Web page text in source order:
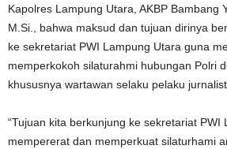
Kapolres Lampung Utara, AKBP Bambang
M.Si., bahwa maksud dan tujuan dirinya
ke sekretariat PWI Lampung Utara guna
memperkokoh silaturahmi hubungan Polri
khususnya wartawan selaku pelaku
“Tujuan kita berkunjung ke sekretariat PWI
mempererat dan memperkuat silaturhami